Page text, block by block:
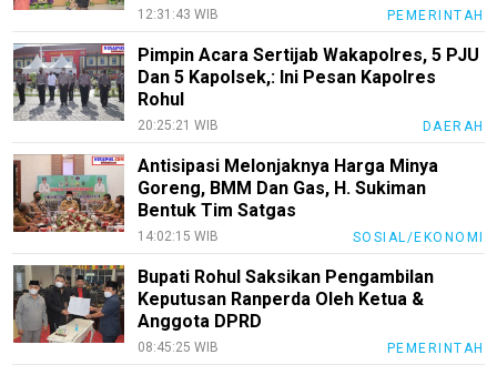
12:31:43 WIB PEMERINTAH
Pimpin Acara Sertijab Wakapolres, 5 PJU
Dan 5 Kapolsek,: Ini Pesan Kapolres
Rohul
20:25:21 WIB DAERAH
Antisipasi Melonjaknya Harga Minya
Goreng, BMM Dan Gas, H. Sukiman
Bentuk Tim Satgas
14:02:15 WIB SOSIAL/EKONOMI
Bupati Rohul Saksikan Pengambilan
Keputusan Ranperda Oleh Ketua &
Anggota DPRD
08:45:25 WIB PEMERINTAH